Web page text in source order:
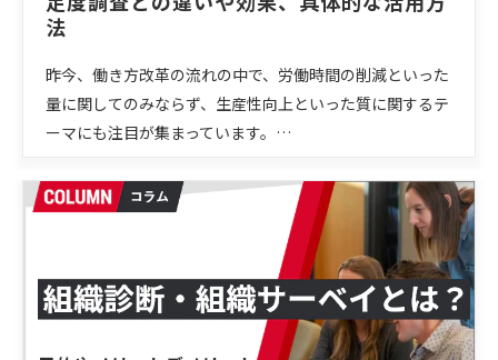
法
昨今、働き方改革の流れの中で、労働時間の削減といった
量に関してのみならず、生産性向上といった質に関するテ
ーマにも注目が集まっています。…